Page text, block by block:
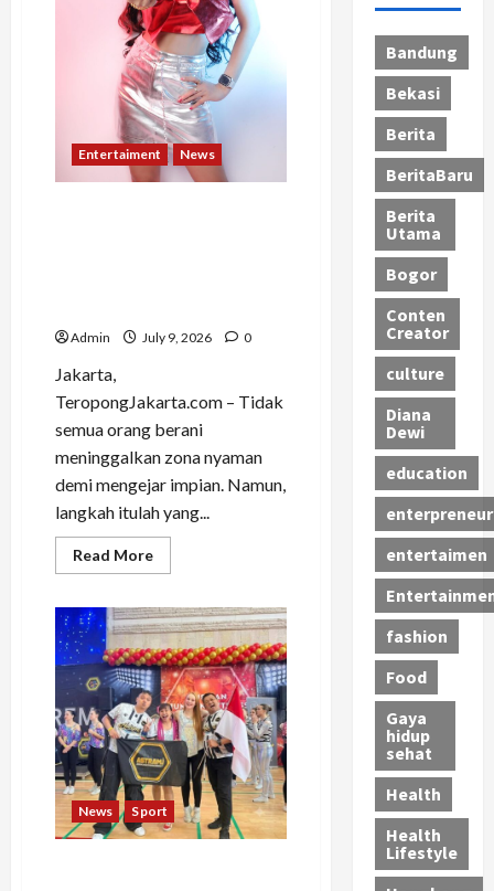
Musik
Tanah
Air
Entertaiment News
Admin July 9, 2026 0
Jakarta,
TeropongJakarta.com – Tidak
semua orang berani
meninggalkan zona nyaman
demi mengejar impian. Namun,
langkah itulah yang...
Read MoreRead
more
Karier
sebagai
Pramugari
dan
Sekretaris,
DJ
Bunga
Syantik
Kini
Tembus
Panggung
Mancanegara
News Sport
Bandung
Bekasi
Berita
BeritaBaru
Berita
Utama
Bogor
Conten
Creator
culture
Diana
Dewi
education
enterpreneur
entertaimen
fashion
Food
Gaya
hidup
sehat
Health
Health
Lifestyle